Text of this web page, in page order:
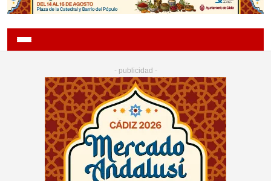
- publicidad -